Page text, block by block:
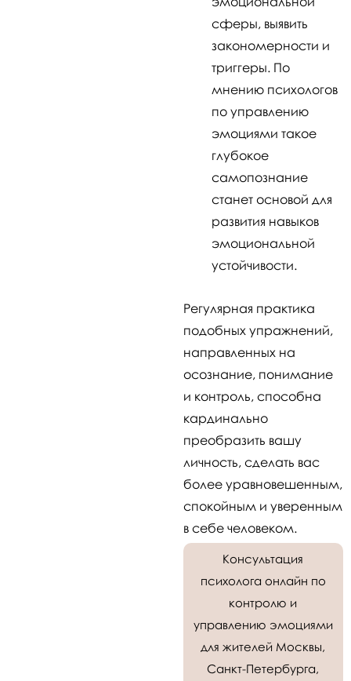
сферы, выявить
закономерности и
триггеры. По
мнению психологов
по управлению
эмоциями такое
глубокое
самопознание
станет основой для
развития навыков
эмоциональной
устойчивости.
Регулярная практика
подобных упражнений,
направленных на
осознание, понимание
и контроль, способна
кардинально
преобразить вашу
личность, сделать вас
более уравновешенным,
спокойным и уверенным
в себе человеком.
Консультация
психолога онлайн по
контролю и
управлению эмоциями
для жителей Москвы,
Санкт-Петербурга,